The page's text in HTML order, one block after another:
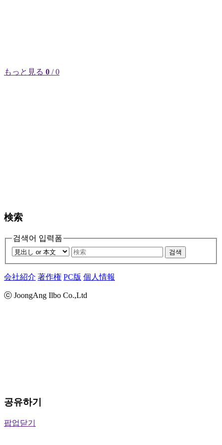
もっと見る 0 / 0
検索
검색어 입력폼
검색
会社紹介 著作権 PC版 個人情報
ⓒ JoongAng Ilbo Co.,Ltd
공유하기
팝업닫기